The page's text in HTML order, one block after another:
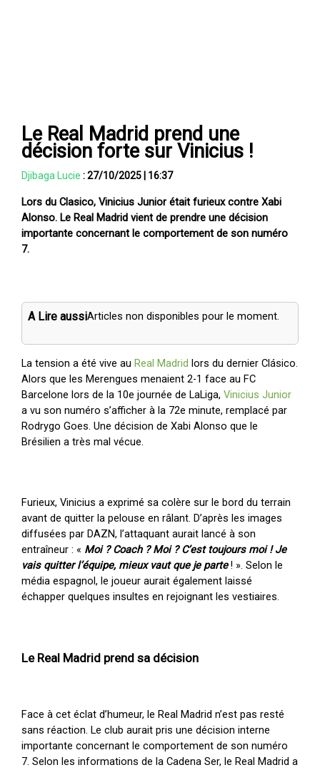
Le Real Madrid prend une
décision forte sur Vinicius !
Djibaga Lucie :27/10/2025 16:37
Lors du Clasico, Vinicius Junior était furieux contre Xabi
Alonso. Le Real Madrid vient de prendre une décision
importante concernant le comportement de son numéro
7.
A Lire aussiArticles non disponibles pour le moment.
La tension a été vive auReal Madrid lors du dernier Clásico.
Alors que les Merengues menaient 2-1 face au FC
Barcelone lors de la 10e journée de LaLiga,Vinicius Junior
a vu son numéro s’afficher à la 72e minute, remplacé par
Rodrygo Goes. Une décision de Xabi Alonso que le
Brésilien a très mal vécue.
Furieux, Vinicius a exprimé sa colère sur le bord du terrain
avant de quitter la pelouse en râlant. D’après les images
diffusées par DAZN, l’attaquant aurait lancé à son
entraîneur : « Moi ? Coach ? Moi ? C’est toujours moi ! Je
vais quitter l’équipe, mieux vaut que je parte! ». Selon le
média espagnol, le joueur aurait également laissé
échapper quelques insultes en rejoignant les vestiaires.
Le Real Madrid prend sa décision
Face à cet éclat d’humeur, le Real Madrid n’est pas resté
sans réaction. Le club aurait pris une décision interne
importante concernant le comportement de son numéro
7. Selon les informations de la Cadena Ser, le Real Madrid a